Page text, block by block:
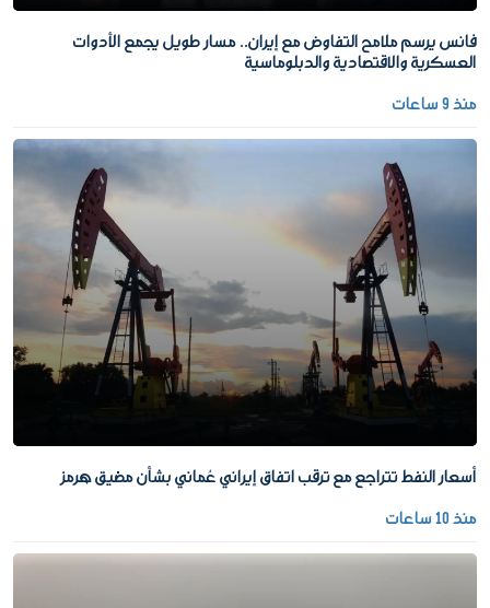
فانس يرسم ملامح التفاوض مع إيران.. مسار طويل يجمع الأدوات
العسكرية والاقتصادية والدبلوماسية
منذ 9 ساعات
أسعار النفط تتراجع مع ترقب اتفاق إيراني عُماني بشأن مضيق هرمز
منذ 10 ساعات